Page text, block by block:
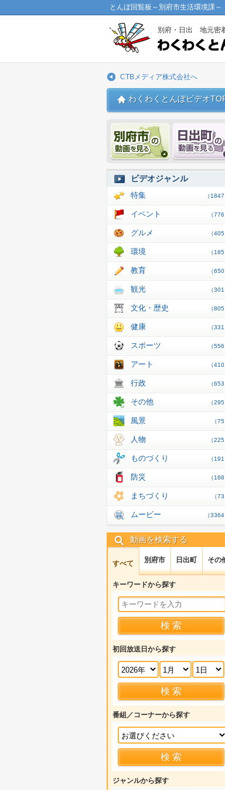
とんぼ回覧板～別府市生活環境課～
別府・日出 地元密
CTBメディア株式会社へ
わくわくとんぼビデオ
別府市 動画
ビデオジャンル
特集 （1847
イベント （776
グルメ （405
環境 （185
教育 （650
観光 （301
文化・歴史 （805
健康 （331
スポーツ （556
アート （410
行政 （653
その他 （295
風景 （75
人物 （225
ものづくり （191
防災 （168
まちづくり （73
ムービー （3364
動画を検索する
すべて 別府市 日出町 その
キーワードから探す
初回放送日から探す
番組／コーナーから探す
ジャンルから探す